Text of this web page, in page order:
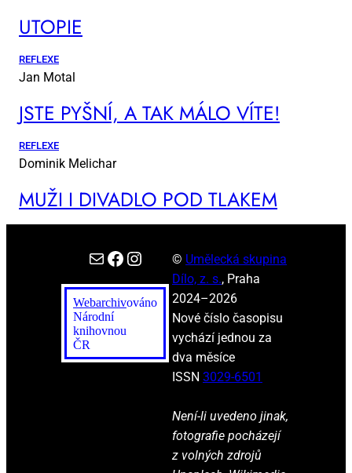
UTO­PIE
REFLEXE
Jan Motal
JSTE PYŠ­NÍ, A TAK MÁ­LO VÍ­TE!
REFLEXE
Dominik Melichar
MUŽI I DI­VA­DLO POD TLA­KEM
E-mail Facebook Instagram
Webarchivováno
Národní
knihovnou
ČR
© Umělecká skupina
Dílo, z. s., Praha
2024–2026
Nové číslo časopisu
vychází jednou za
dva měsíce
ISSN 3029-6501
Není-li uvedeno jinak,
fotografie pocházejí
z volných zdrojů